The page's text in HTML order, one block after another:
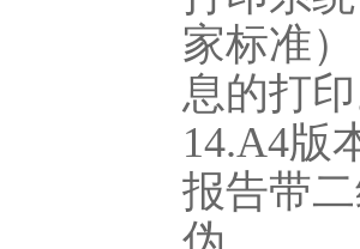
家标准
息的打
14.A4版
报告带